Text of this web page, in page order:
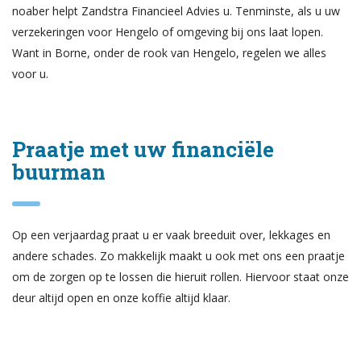
noaber helpt Zandstra Financieel Advies u. Tenminste, als u uw
verzekeringen voor Hengelo of omgeving bij ons laat lopen.
Want in Borne, onder de rook van Hengelo, regelen we alles
voor u.
Praatje met uw financiële
buurman
Op een verjaardag praat u er vaak breeduit over, lekkages en
andere schades. Zo makkelijk maakt u ook met ons een praatje
om de zorgen op te lossen die hieruit rollen. Hiervoor staat onze
deur altijd open en onze koffie altijd klaar.